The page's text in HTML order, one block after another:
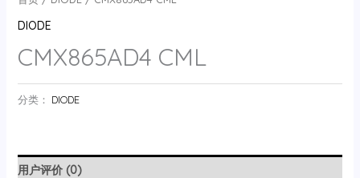
DIODE
CMX865AD4 CML
分类： DIODE
用户评价 (0)